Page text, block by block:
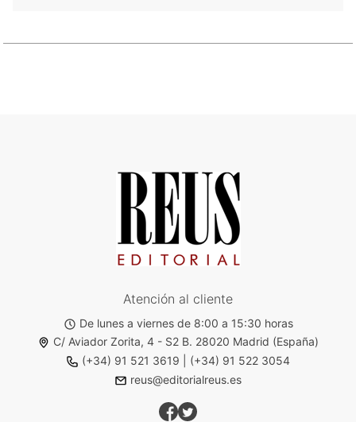
Atención al cliente
De lunes a viernes de 8:00 a 15:30 horas
C/ Aviador Zorita, 4 - S2 B. 28020 Madrid (España)
(+34) 91 521 3619
(+34) 91 522 3054
reus@editorialreus.es